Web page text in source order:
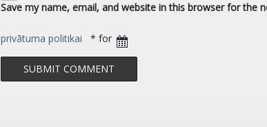
Save my name, email, and website in this browser for the
privātuma politikai * for